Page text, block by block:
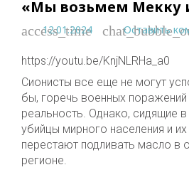
«Мы возьмем Мекку
access_time
12.01.2024 Оставить
https://youtu.be/KnjNLRHa_a0
Сионисты все еще не могут
бы, горечь военных поражений
реальность. Однако, сидящие
убийцы мирного населения и их
перестают подливать масло
регионе.